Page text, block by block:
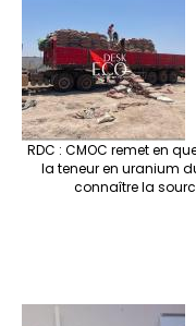
RDC : CMOC remet en
la teneur en uranium
connaître la